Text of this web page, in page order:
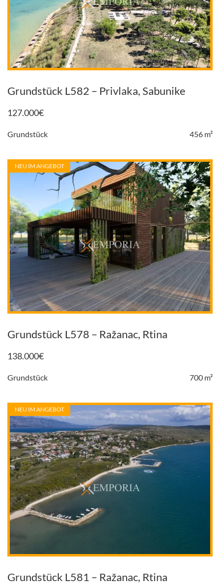
Grundstück L582 – Privlaka, Sabunike
127.000€
Grundstück 456 m²
NEU IM ANGEBOT
Grundstück L578 – Ražanac, Rtina
138.000€
Grundstück 700 m²
NEU IM ANGEBOT
Grundstück L581 – Ražanac, Rtina